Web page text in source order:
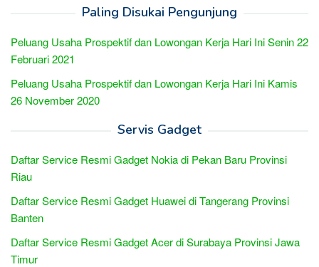
Paling Disukai Pengunjung
Peluang Usaha Prospektif dan Lowongan Kerja Hari Ini Senin 22
Februari 2021
Peluang Usaha Prospektif dan Lowongan Kerja Hari Ini Kamis
26 November 2020
Servis Gadget
Daftar Service Resmi Gadget Nokia di Pekan Baru Provinsi
Riau
Daftar Service Resmi Gadget Huawei di Tangerang Provinsi
Banten
Daftar Service Resmi Gadget Acer di Surabaya Provinsi Jawa
Timur